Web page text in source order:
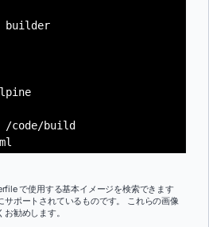
builder
/code/build
で使用する基本イメージを検索できます
サポートされているものです。 これらの画像
勧めします。